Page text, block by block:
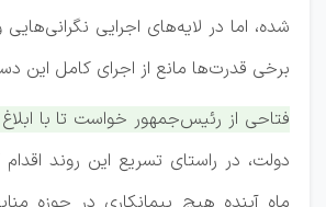
شده، اما در لایه‌های اجرایی
برخی قدرت‌ها مانع از اجرای کامل این
فتاحی از رئیس‌جمهور خواست تا با
دولت، در راستای تسریع این روند